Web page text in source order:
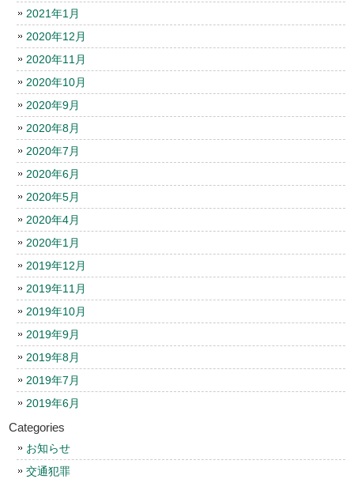
2021年1月
2020年12月
2020年11月
2020年10月
2020年9月
2020年8月
2020年7月
2020年6月
2020年5月
2020年4月
2020年1月
2019年12月
2019年11月
2019年10月
2019年9月
2019年8月
2019年7月
2019年6月
Categories
お知らせ
交通犯罪